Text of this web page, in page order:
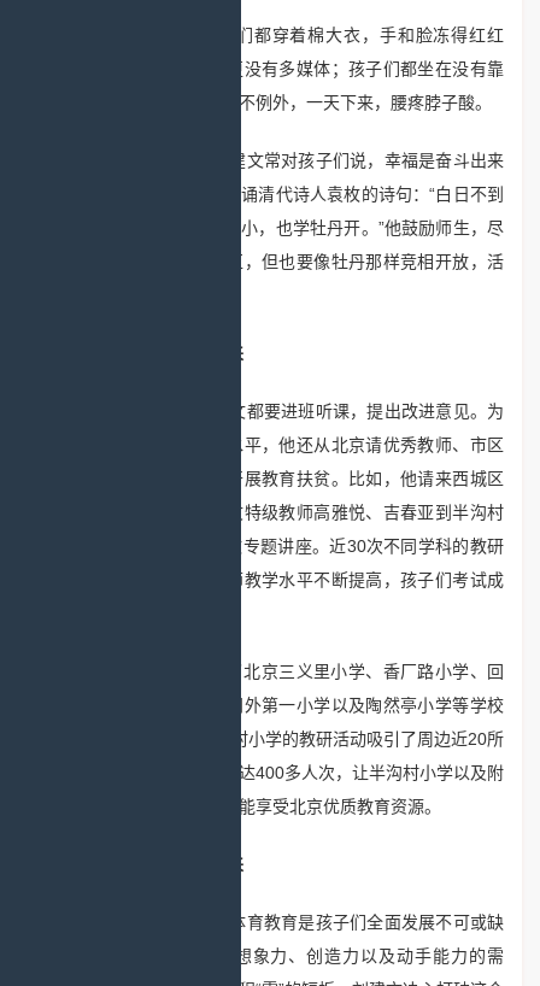
坐在教室听课，孩子们都穿着棉大衣，手和脸冻得红红
的；黑板是用洋灰抹的，更没有多媒体；孩子们都坐在没有靠
背的凳子上听课，刘建文也不例外，一天下来，腰疼脖子酸。
面对这样的困难，刘建文常对孩子们说，幸福是奋斗出来
的。他还常带着全校师生吟诵清代诗人袁枚的诗句：“白日不到
处，青春恰自来，苔花如米小，也学牡丹开。”他鼓励师生，尽
管身处大山深处的贫困地区，但也要像牡丹那样竞相开放，活
教研讲评“火”起来
每次下乡助教，刘建文都要进班听课，提出改进意见。为
了进一步提高教师的专业水平，他还从北京请优秀教师、市区
骨干教师、教研员来阜平开展教育扶贫。比如，他请来西城区
特级数学教师刘德武，语文特级教师高雅悦、吉春亚到半沟村
小学听评课、上示范课、做专题讲座。近30次不同学科的教研
活动，使半沟村小学的教师教学水平不断提高，孩子们考试成
“下乡助教”工作得到了北京三义里小学、香厂路小学、回
民小学、北京小学、阜成门外第一小学以及陶然亭小学等学校
的大力支持。4年来，半沟村小学的教研活动吸引了周边近20所
学校的教师参加，听课人数达400多人次，让半沟村小学以及附
近小学的孩子们不出家门就能享受北京优质教育资源。
艺术课堂“嗨”起来
美术、音乐、科学、体育教育是孩子们全面发展不可或缺
的一部分，是激发孩子们想象力、创造力以及动手能力的需